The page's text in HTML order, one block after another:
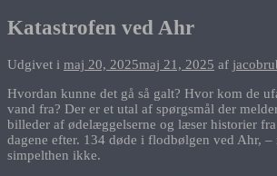
Katastrofen ved Ahr
Udgivet i maj 20, 2025maj 21, 2025 af
Hvordan kunne det gå så galt? Hvor kom de
vand fra? Der er et utal af spørgsmål der
billeder af ødelæggelserne og læser historier
dagene efter. 134 døde i flodbølgen ved Ahr, –
simpelthen ikke.